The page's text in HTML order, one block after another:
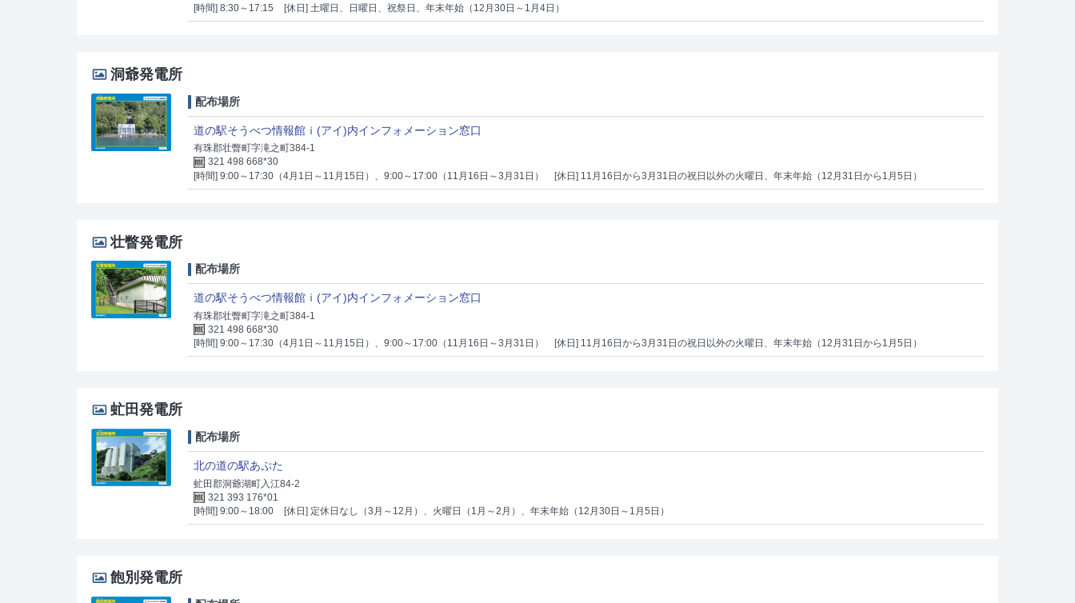
[時間] 8:30～17:15
[休日] 土曜日、日曜日、祝祭日、年末年始（12月30日～1月4日）
洞爺発電所
配布場所
道の駅そうべつ情報館ｉ(アイ)内インフォメーション窓口
有珠郡壮瞥町字滝之町384-1
321 498 668*30
[時間] 9:00～17:30（4月1日～11月15日）、9:00～17:00（11月16日～3月31日）
[休日] 11月16日から3月31日の祝日以外の火曜日、年末年始（12月31日から1月5日）
壮瞥発電所
配布場所
道の駅そうべつ情報館ｉ(アイ)内インフォメーション窓口
有珠郡壮瞥町字滝之町384-1
321 498 668*30
[時間] 9:00～17:30（4月1日～11月15日）、9:00～17:00（11月16日～3月31日）
[休日] 11月16日から3月31日の祝日以外の火曜日、年末年始（12月31日から1月5日）
虻田発電所
配布場所
北の道の駅あぷた
虻田郡洞爺湖町入江84-2
321 393 176*01
[時間] 9:00～18:00
[休日] 定休日なし（3月～12月）、火曜日（1月～2月）、年末年始（12月30日～1月5日）
飽別発電所